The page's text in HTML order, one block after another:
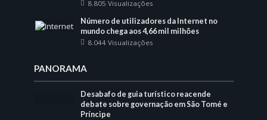
8.805 Visualizações
Número de utilizadores da Internet no
mundo chega aos 4,66 mil milhões
8.044 Visualizações
PANORAMA
Desabafo de guia turístico reacende
debate sobre governação em São Tomé e
Príncipe